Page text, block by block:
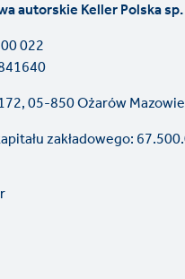
autorskie Keller Polska
022
05-850 Ożarów
zakładowego: